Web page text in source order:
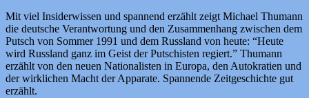
Mit viel Insiderwissen und spannend erzählt zeigt Michael Thumann
die deutsche Verantwortung und den Zusammenhang zwischen dem
Putsch von Sommer 1991 und dem Russland von heute: “Heute
wird Russland ganz im Geist der Putschisten regiert.” Thumann
erzählt von den neuen Nationalisten in Europa, den Autokratien und
der wirklichen Macht der Apparate. Spannende Zeitgeschichte gut
erzählt.